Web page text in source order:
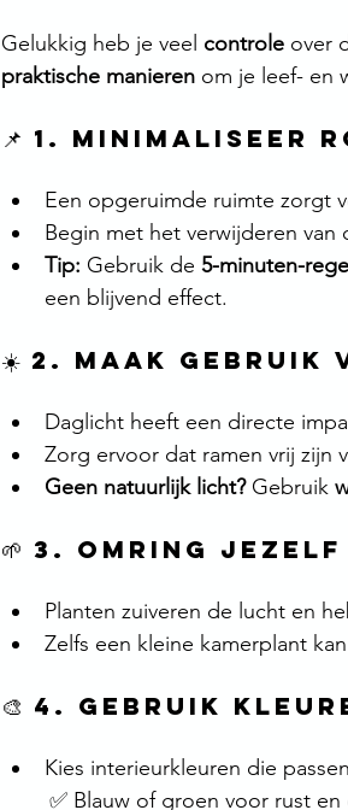
Gelukkig heb je veel controle over
praktische manieren om je leef- en
📌 1. Minimaliseer
Een opgeruimde ruimte zorgt
Begin met het verwijderen
Tip: Gebruik de 5-minuten-regel
een blijvend effect.
☀️ 2. Maak
Daglicht heeft een directe
Zorg ervoor dat ramen vrij zijn
Geen natuurlijk licht? Gebruik
🌱 3. Omring
Planten zuiveren de lucht en
Zelfs een kleine kamerplant
🎨 4. Gebruik
Kies interieurkleuren die
✅ Blauw of groen voor rust